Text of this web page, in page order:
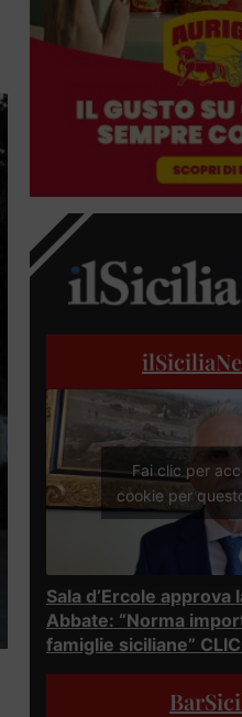
Fai clic per
cookie per
Sala d’Ercole
Abbate: “Norma
famiglie siciliane”